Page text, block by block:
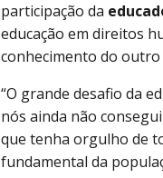
participação da
educação em direitos
conhecimento do
“O grande desafio da
nós ainda não
que tenha orgulho de
fundamental da